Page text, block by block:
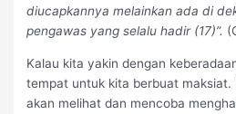
diucapkannya melainkan ada di
pengawas yang selalu hadir (17)”.
Kalau kita yakin dengan
tempat untuk kita berbuat
akan melihat dan mencoba